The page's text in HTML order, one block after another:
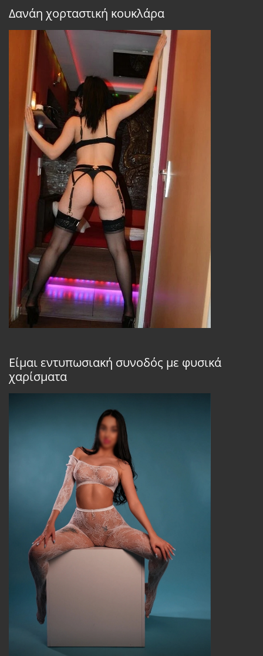
Δανάη χορταστική κουκλάρα
Είμαι εντυπωσιακή συνοδός με φυσικά
χαρίσματα